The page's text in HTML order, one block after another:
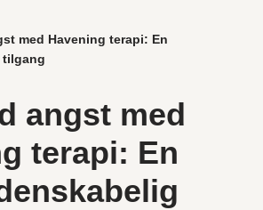
med Havening terapi: En
tilgang
angst med
terapi: En